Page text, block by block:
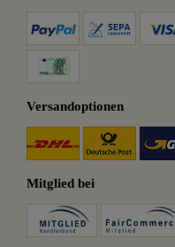
Versandoptionen
Mitglied bei